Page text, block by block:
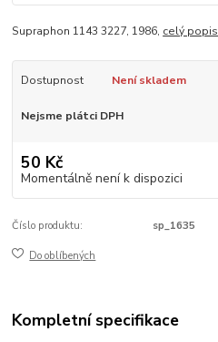
Supraphon 1143 3227, 1986, celý popis
Dostupnost Není skladem
Nejsme plátci DPH
50 Kč
Momentálně není k dispozici
Číslo produktu: sp_1635
Do oblíbených
Kompletní specifikace